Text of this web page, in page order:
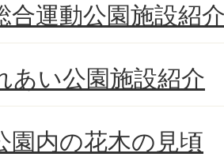
合運動公園施設紹
あい公園施設紹介
園内の花木の見頃